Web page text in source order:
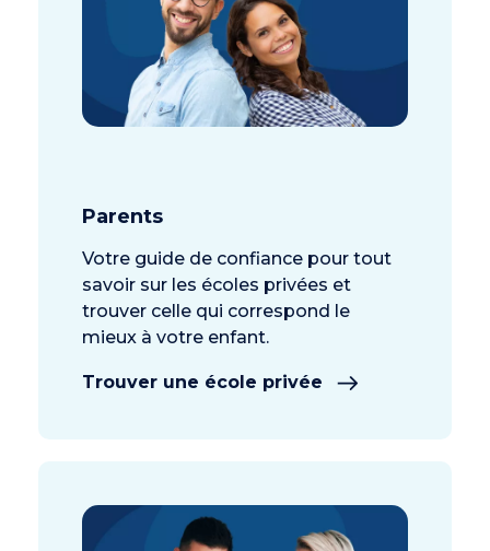
Parents
Votre guide de confiance pour tout
savoir sur les écoles privées et
trouver celle qui correspond le
mieux à votre enfant.
Trouver une école privée